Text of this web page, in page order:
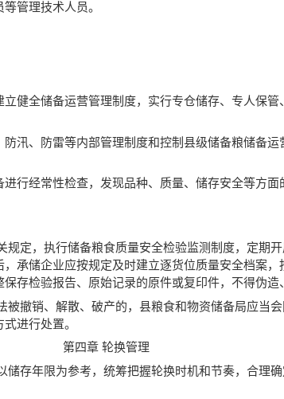
管理技术人员。
健全储备运营管理制度，实行专仓储存、专人保
汛、防雷等内部管理制度和控制县级储备粮储备
行经常性检查，发现品种、质量、储存安全等方
定，执行储备粮食质量安全检验监测制度，定期
承储企业应按规定及时建立逐货位质量安全档案，
存检验报告、原始记录的原件或复印件，不得伪造
撤销、解散、破产的，县粮食和物资储备局应当
进行处置。
第四章 轮换管理
存年限为参考，统筹把握轮换时机和节奏，合理